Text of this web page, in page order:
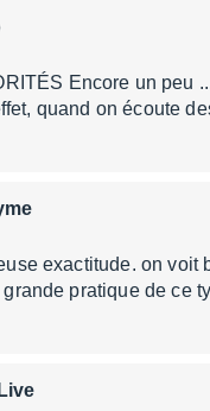
Encore un peu
quand on écoute
exactitude. on
pratique de ce